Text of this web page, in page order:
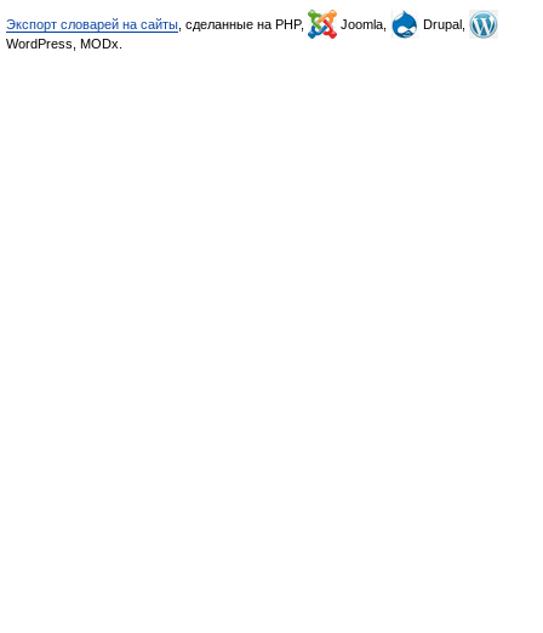
Экспорт словарей на сайты , сделанные на PHP, Joomla,
Drupal,
WordPress, MODx.